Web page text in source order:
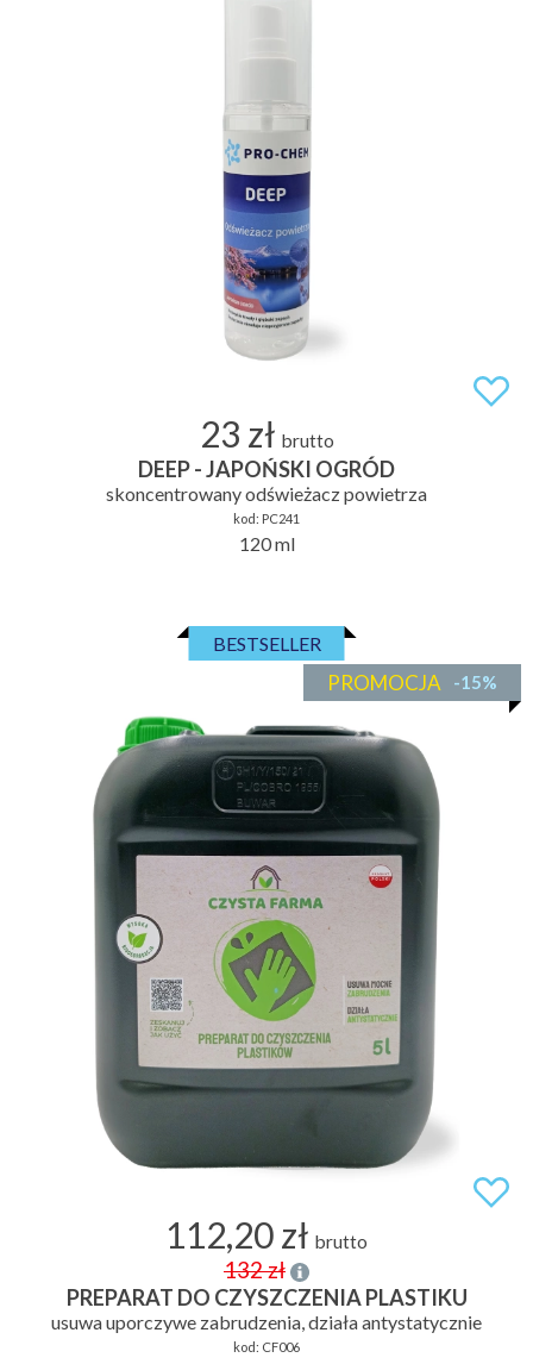
23 zł brutto
DEEP - JAPOŃSKI OGRÓD
skoncentrowany odświeżacz powietrza
kod: PC241
120 ml
PROMOCJA -15%
BESTSELLER
112,20 zł brutto
132 zł
PREPARAT DO CZYSZCZENIA PLASTIKU
usuwa uporczywe zabrudzenia, działa antystatycznie
kod: CF006